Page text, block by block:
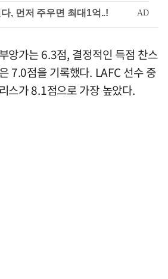
앙가는 6.3점, 결정적인 득점 찬스
7.0점을 기록했다. LAFC 선수 중
스가 8.1점으로 가장 높았다.